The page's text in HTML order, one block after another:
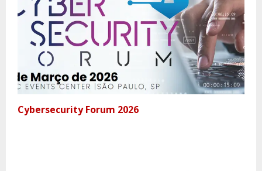
Cybersecurity Forum 2026